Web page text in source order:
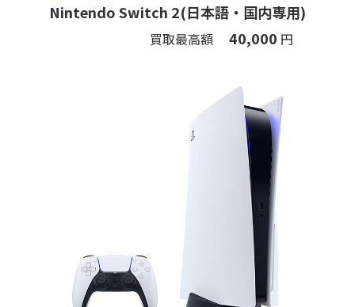
Nintendo Switch 2(日本語・国内専用)
買取最高額 40,000 円